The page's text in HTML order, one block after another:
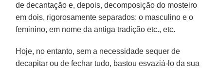
de decantação e, depois, decomposição do mosteiro
em dois, rigorosamente separados: o masculino e o
feminino, em nome da antiga tradição etc., etc.
Hoje, no entanto, sem a necessidade sequer de
decapitar ou de fechar tudo, bastou esvaziá-lo da sua